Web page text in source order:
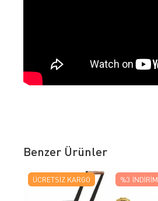
Benzer Ürünler
ÜCRETSIZ KARGO %3 İNDIRIM